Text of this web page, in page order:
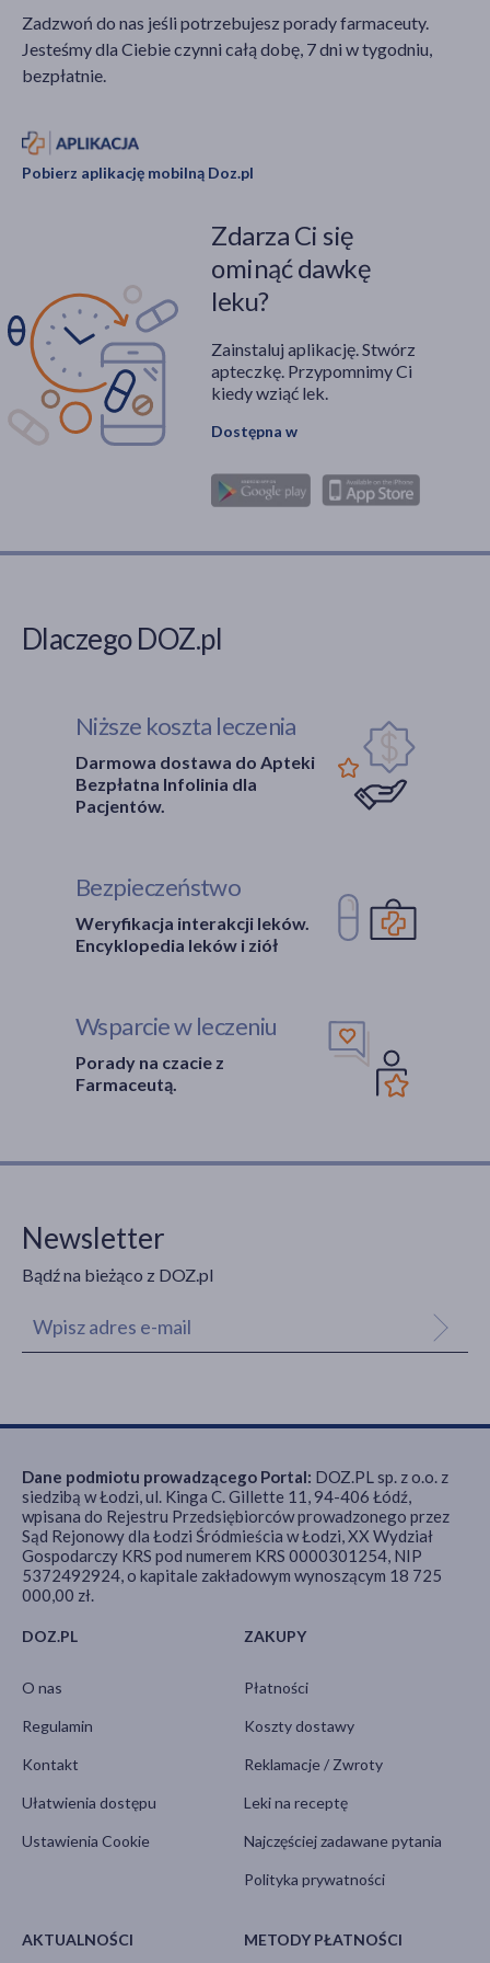
warunki spełnić, aby
wziąć udział w
programie?
można stosować
etenzamid, jaka jest
Odpowiedzi na te
pytania znajdują się w
niniejszym artykule.
Zadzwoń do nas jeśli potrzebujesz porady farmaceuty.
Jesteśmy dla Ciebie czynni całą dobę, 7 dni w tygodniu,
bezpłatnie.
Pobierz aplikację mobilną Doz.pl
Zdarza Ci się
ominąć dawkę
leku?
Zainstaluj aplikację. Stwórz
apteczkę. Przypomnimy Ci
kiedy wziąć lek.
Dostępna w
Dlaczego DOZ.pl
Niższe koszta leczenia
Darmowa dostawa do Apteki
Bezpłatna Infolinia dla
Pacjentów.
Bezpieczeństwo
Weryfikacja interakcji leków.
Encyklopedia leków i ziół
Wsparcie w leczeniu
Porady na czacie z
Farmaceutą.
Newsletter
Bądź na bieżąco z DOZ.pl
DOZ.PL
O nas
Regulamin
Kontakt
Ułatwienia dostępu
Ustawienia Cookie
ZAKUPY
Płatności
Koszty dostawy
Reklamacje / Zwroty
Leki na receptę
Najczęściej zadawane pytania
Polityka prywatności
AKTUALNOŚCI METODY PŁATNOŚCI
Dane podmiotu prowadzącego Portal: DOZ.PL sp. z o.o. z
siedzibą w Łodzi, ul. Kinga C. Gillette 11, 94-406 Łódź,
wpisana do Rejestru Przedsiębiorców prowadzonego przez
Sąd Rejonowy dla Łodzi Śródmieścia w Łodzi, XX Wydział
Gospodarczy KRS pod numerem KRS 0000301254, NIP
5372492924, o kapitale zakładowym wynoszącym 18 725
000,00 zł.